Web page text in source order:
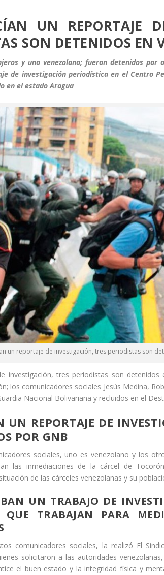
UN REPORTAJE
SON DETENIDOS EN
y uno venezolano; fueron detenidos por
de investigación periodística en el Centro
en el estado Aragua
un reportaje de investigación, tres periodistas son
investigación, tres periodistas son detenidos
los comunicadores sociales Jesús Medina,
Nacional Bolivariana y recluidos en el
REPORTAJE DE
POR GNB
sociales, uno es venezolano y los
las inmediaciones de la cárcel de
de las cárceles venezolanas y su
UN TRABAJO DE
QUE TRABAJAN PARA
comunicadores sociales, la realizó El
solicitaron a las autoridades
el buen estado y la integridad física y